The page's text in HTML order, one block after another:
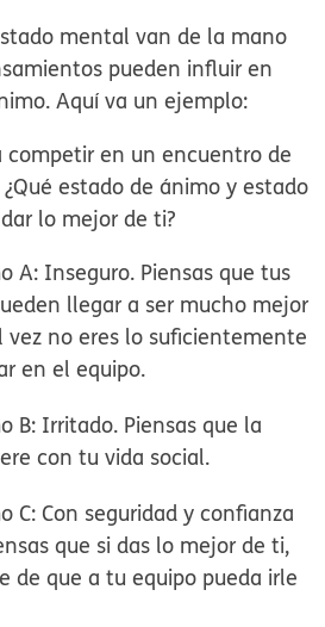
mental van de la mano
pueden influir en
Aquí va un ejemplo:
en un encuentro de
estado de ánimo y estado
lo mejor de ti?
A: Inseguro. Piensas que tus
llegar a ser mucho mejor
no eres lo suficientemente
en el equipo.
B: Irritado. Piensas que la
con tu vida social.
C: Con seguridad y confianza
que si das lo mejor de ti,
de que a tu equipo pueda irle